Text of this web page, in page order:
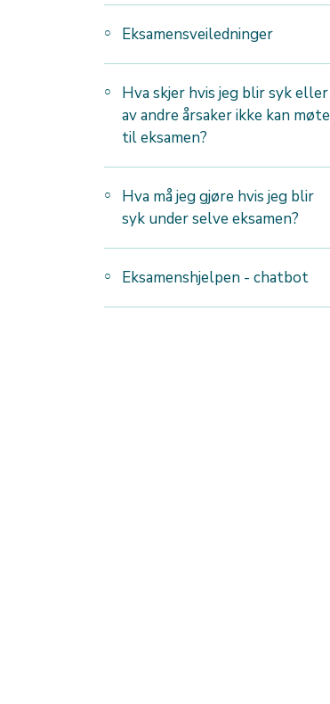
Eksamensveiledninger
Hva skjer hvis jeg blir syk eller
av andre årsaker ikke kan møte
til eksamen?
Hva må jeg gjøre hvis jeg blir
syk under selve eksamen?
Eksamenshjelpen - chatbot